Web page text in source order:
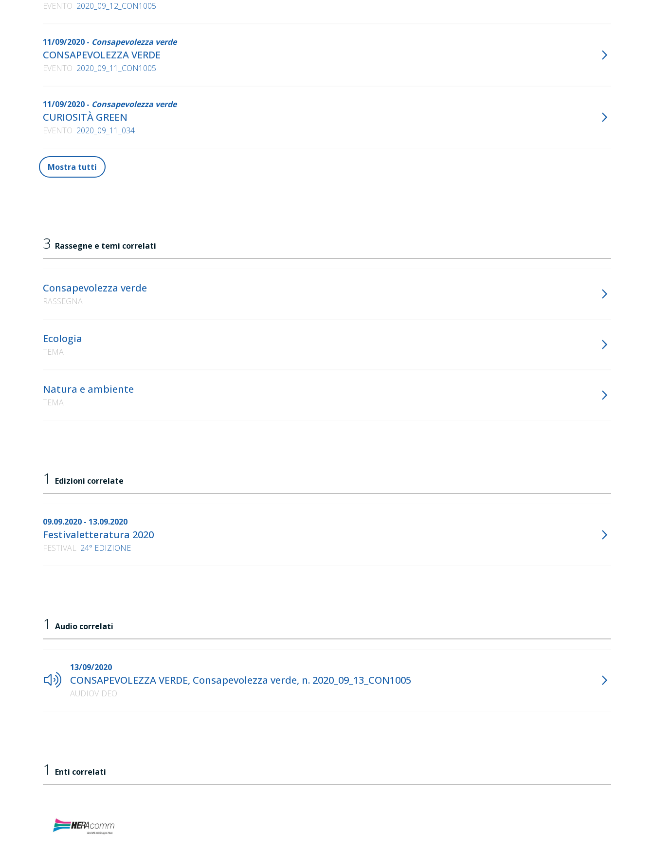
EVENTO 2020_09_12_CON1005
11/09/2020 - Consapevolezza verde
CONSAPEVOLEZZA VERDE
EVENTO 2020_09_11_CON1005
11/09/2020 - Consapevolezza verde
CURIOSITÀ GREEN
EVENTO 2020_09_11_034
Mostra tutti
3 Rassegne e temi correlati
Consapevolezza verde
RASSEGNA
Ecologia
TEMA
Natura e ambiente
TEMA
1 Edizioni correlate
09.09.2020 - 13.09.2020
Festivaletteratura 2020
FESTIVAL 24° EDIZIONE
1 Audio correlati
13/09/2020
CONSAPEVOLEZZA VERDE, Consapevolezza verde, n. 2020_09_13_CON1005
AUDIOVIDEO
1 Enti correlati